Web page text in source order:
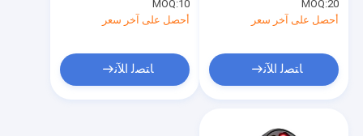
اتصل بنا
أخبار
MOQ:10
أحصل على آخر سعر
ﺎﺘﺼﻟ ﺍﻶﻧ
الديناميكية
MOQ:20
أحصل على آخر سعر
ﺎﺘﺼﻟ ﺍﻶﻧ